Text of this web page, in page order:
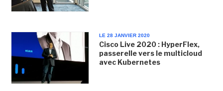
LE 28 JANVIER 2020
Cisco Live 2020 : HyperFlex,
passerelle vers le multicloud
avec Kubernetes